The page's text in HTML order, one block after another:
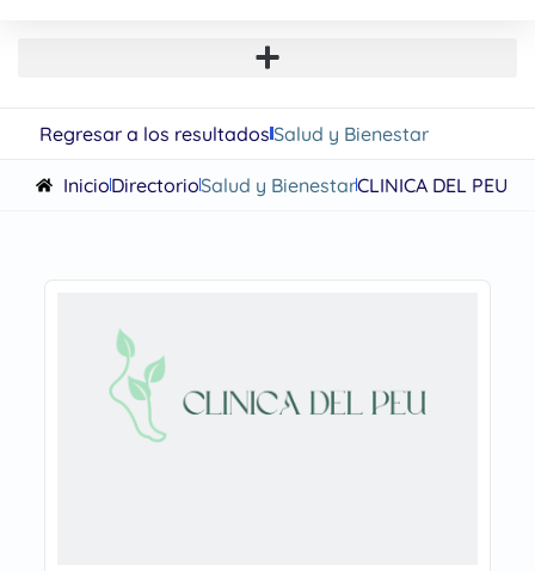
Regresar a los resultadosSalud y Bienestar
InicioDirectorioSalud y BienestarCLINICA DEL PEU